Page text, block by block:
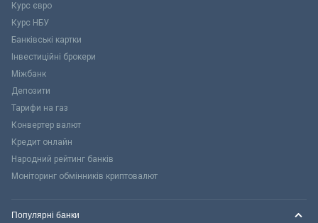
Курс євро
Курс НБУ
Банківські картки
Інвестиційні брокери
Міжбанк
Депозити
Тарифи на газ
Конвертер валют
Кредит онлайн
Народний рейтинг банків
Моніторинг обмінників криптовалют
Популярні банки